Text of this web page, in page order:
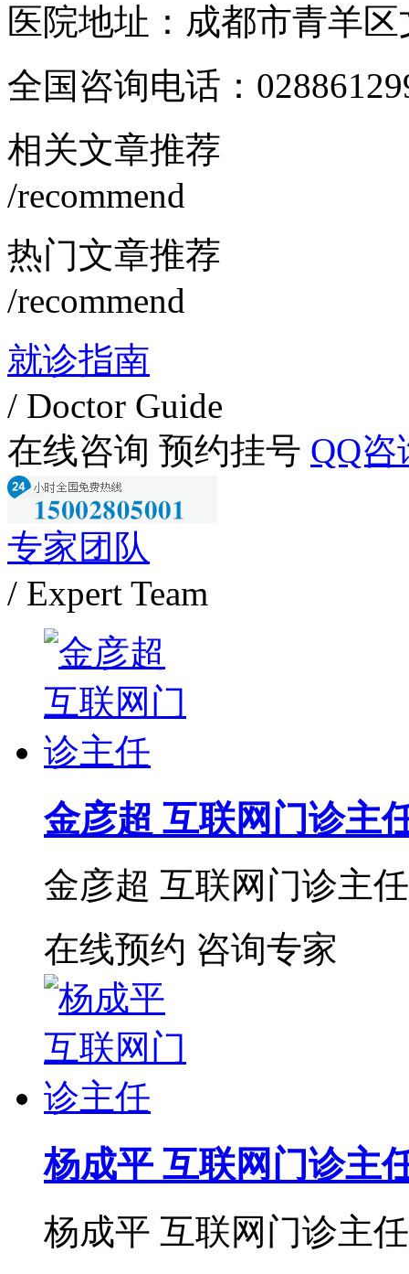
医院地址：成都市青羊
全国咨询电话：
相关文章推荐
/recommend
热门文章推荐
/recommend
就诊指南
/ Doctor Guide
在线咨询 预约挂号 QQ咨
专家团队
/ Expert Team
金彦超 互联网门诊主
金彦超 互联网门诊主
在线预约 咨询专家
杨成平 互联网门诊主
杨成平 互联网门诊主